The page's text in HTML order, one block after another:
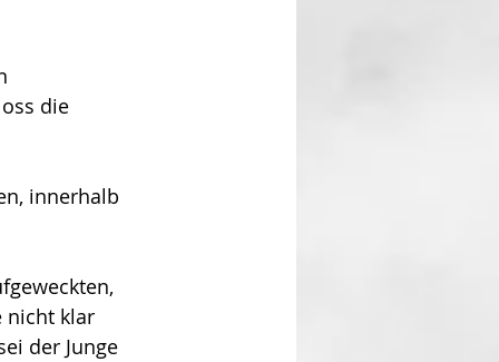
die
innerhalb
nicht klar
der Junge